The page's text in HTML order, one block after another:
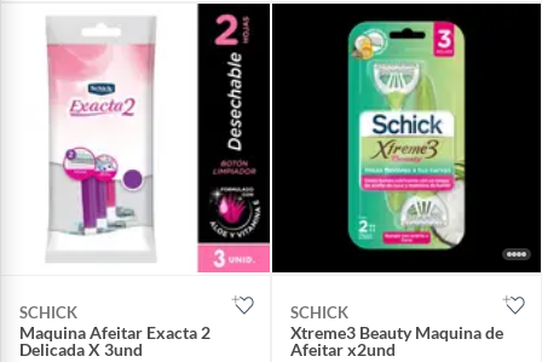
SCHICK
Maquina Afeitar Exacta 2
Delicada X 3und
SCHICK
Xtreme3 Beauty Maquina de
Afeitar x2und